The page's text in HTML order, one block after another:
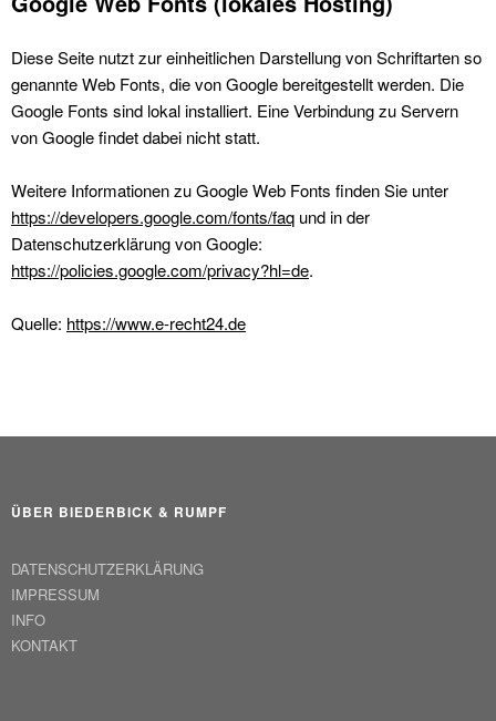
Diese Seite nutzt zur einheitlichen Darstellung von Schriftarten so
genannte Web Fonts, die von Google bereitgestellt werden. Die
Google Fonts sind lokal installiert. Eine Verbindung zu Servern
von Google findet dabei nicht statt.
Weitere Informationen zu Google Web Fonts finden Sie unter
https://developers.google.com/fonts/faq und in der
Datenschutzerklärung von Google:
https://policies.google.com/privacy?hl=de.
Quelle: https://www.e-recht24.de
ÜBER BIEDERBICK & RUMPF
DATENSCHUTZERKLÄRUNG
IMPRESSUM
INFO
KONTAKT